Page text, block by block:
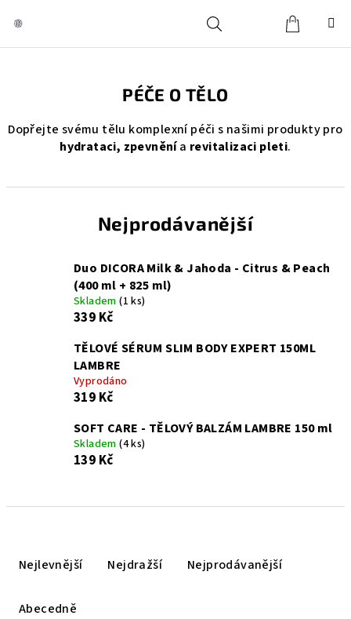
HledatPřihlášeníKošík
PÉČE O TĚLO
Dopřejte svému tělu komplexní péči s našimi produkty pro
hydrataci, zpevněnía revitalizaci pleti.
Nejprodávanější
Duo DICORA Milk & Jahoda - Citrus & Peach
(400 ml + 825 ml)
Skladem(1 ks)
339 Kč
TĚLOVÉ SÉRUM SLIM BODY EXPERT 150ML
LAMBRE
Vyprodáno
319 Kč
SOFT CARE - TĚLOVÝ BALZÁM LAMBRE 150 ml
Skladem(4 ks)
139 Kč
Nejlevnější Nejdražší Nejprodávanější
Abecedně